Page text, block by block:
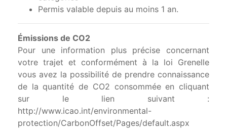
Permis valable depuis au moins 1 an.
Émissions de CO2
Pour une information plus précise concernant
votre trajet et conformément à la loi Grenelle
vous avez la possibilité de prendre connaissance
de la quantité de CO2 consommée en cliquant
sur le lien suivant :
http://www.icao.int/environmental-
protection/CarbonOffset/Pages/default.aspx